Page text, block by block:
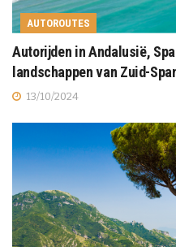
AUTOROUTES
Autorijden in Andalusië,
landschappen van Zuid-
13/10/2024